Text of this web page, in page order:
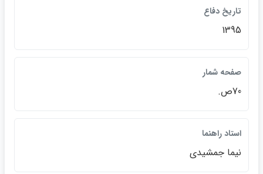
تاريخ دفاع
1395
صفحه شمار
70ص.
استاد راهنما
نيما جمشيدي